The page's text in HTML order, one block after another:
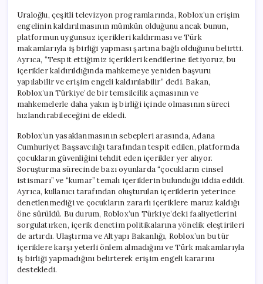
Uraloğlu, çeşitli televizyon programlarında, Roblox’un erişim
engelinin kaldırılmasının mümkün olduğunu ancak bunun,
platformun uygunsuz içerikleri kaldırması ve Türk
makamlarıyla iş birliği yapması şartına bağlı olduğunu belirtti.
Ayrıca, “Tespit ettiğimiz içerikleri kendilerine iletiyoruz, bu
içerikler kaldırıldığında mahkemeye yeniden başvuru
yapılabilir ve erişim engeli kaldırılabilir” dedi. Bakan,
Roblox’un Türkiye’de bir temsilcilik açmasının ve
mahkemelerle daha yakın iş birliği içinde olmasının süreci
hızlandırabileceğini de ekledi.
Roblox’un yasaklanmasının sebepleri arasında, Adana
Cumhuriyet Başsavcılığı tarafından tespit edilen, platformda
çocukların güvenliğini tehdit eden içerikler yer alıyor.
Soruşturma sürecinde bazı oyunlarda “çocukların cinsel
istismarı” ve “kumar” temalı içeriklerin bulunduğu iddia edildi.
Ayrıca, kullanıcı tarafından oluşturulan içeriklerin yeterince
denetlenmediği ve çocukların zararlı içeriklere maruz kaldığı
öne sürüldü. Bu durum, Roblox’un Türkiye’deki faaliyetlerini
sorgulatırken, içerik denetim politikalarına yönelik eleştirileri
de artırdı. Ulaştırma ve Altyapı Bakanlığı, Roblox’un bu tür
içeriklere karşı yeterli önlem almadığını ve Türk makamlarıyla
iş birliği yapmadığını belirterek erişim engeli kararını
destekledi.